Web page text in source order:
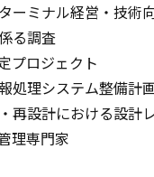
ーミナル経営・技
る調査
プロジェクト
処理システム整備計
再設計における設計
理専門家